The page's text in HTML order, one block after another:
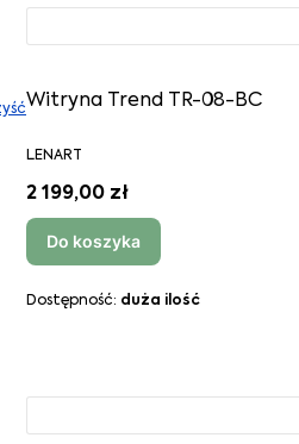
Witryna Trend TR-08-BC
LENART
2 199,00 zł
Do koszyka
Dostępność: duża ilość